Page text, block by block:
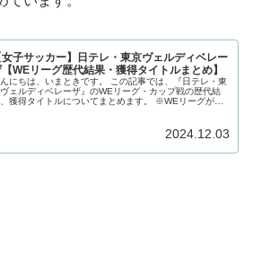
女子サッカー】日テレ・東京ヴェルディベレー
WEリーグ歴代結果・獲得タイトルまとめ】
にちは、いまときです。 この記事では、『日テレ・東
ェルディベレーザ』のWEリーグ・カップ戦の歴代結
獲得タイトルについてまとめます。 ※WEリーグが発
2024.12.03